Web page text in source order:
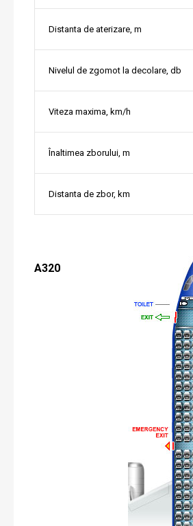
Distanta de aterizare, m
Nivelul de zgomot la decolare, db
Viteza maxima, km/h
Înaltimea zborului, m
Distanta de zbor, km
A320